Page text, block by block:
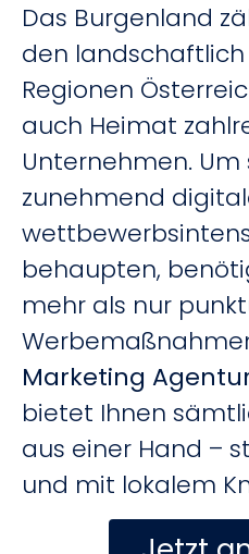
Das Burgenland
den landschaftlich
Regionen
auch Heimat
Unternehmen.
zunehmend
behaupten,
mehr als nur
Marketing
bietet Ihnen
aus einer Hand –
und mit lokalem